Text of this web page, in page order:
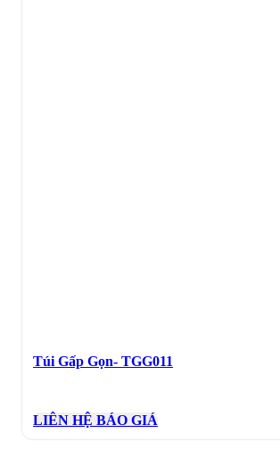
Túi Gấp Gọn- TGG011
LIÊN HỆ BÁO GIÁ